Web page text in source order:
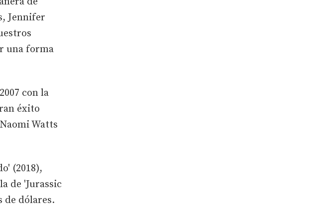
Jennifer
una forma
con la
éxito
Watts
(2018),
de 'Jurassic
de dólares.